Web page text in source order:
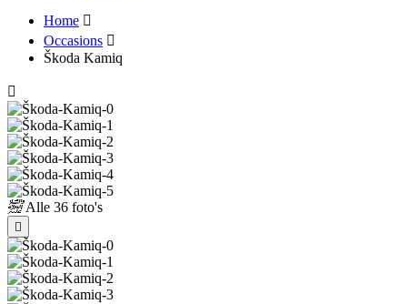
Home
Occasions
Škoda Kamiq
Alle 36 foto's